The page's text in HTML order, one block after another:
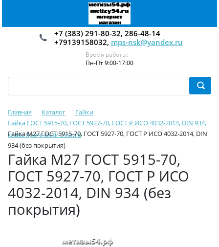
+7 (383) 291-80-32, 286-48-14
+79139158032, mps-nsk@yandex.ru
Время работы:
Пн-Пт 9:00-17:00
Главная Каталог
Гайки
Гайка ГОСТ 5915-70, ГОСТ 5927-70, ГОСТ Р ИСО 4032-2014, DIN 934,
класс прочности 5 или 6
Гайка М27 ГОСТ 5915-70, ГОСТ 5927-70, ГОСТ Р ИСО 4032-2014, DIN
934 (без покрытия)
Гайка М27 ГОСТ 5915-70,
ГОСТ 5927-70, ГОСТ Р ИСО
4032-2014, DIN 934 (без
покрытия)